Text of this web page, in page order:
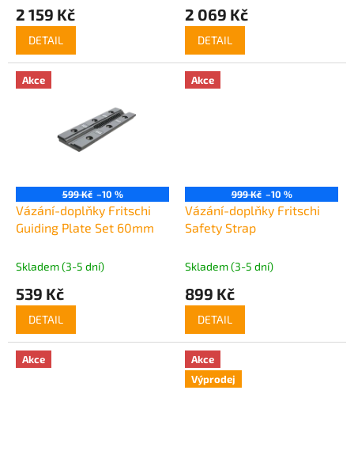
2 159 Kč
DETAIL
2 069 Kč
DETAIL
Akce
599 Kč –10 %
Vázání-doplňky Fritschi
Guiding Plate Set 60mm
Skladem (3-5 dní)
539 Kč
DETAIL
Akce
999 Kč –10 %
Vázání-doplňky Fritschi
Safety Strap
Skladem (3-5 dní)
899 Kč
DETAIL
Akce
Akce
Výprodej